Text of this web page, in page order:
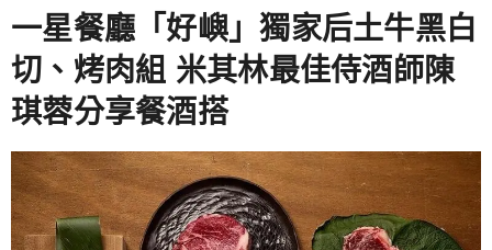
跳
至
主
要
一星餐廳「好嶼」獨家后土牛黑白
切、烤肉組 米其林最佳侍酒師陳
琪蓉分享餐酒搭